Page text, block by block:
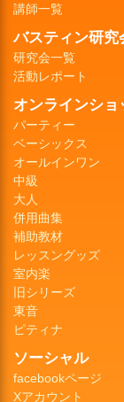
講師一覧
バスティン研究
研究会一覧
活動レポート
オンラインショ
パーティー
ベーシックス
オールインワン
中級
大人
併用曲集
補助教材
レッスングッズ
室内楽
旧シリーズ
東音
ピティナ
ソーシャル
facebookページ
Xアカウント